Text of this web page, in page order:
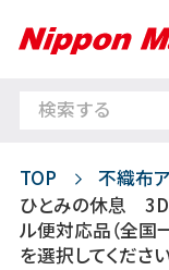
TOP
不織布
ひとみの休息 3D
ル便対応品（全国
を選択してください